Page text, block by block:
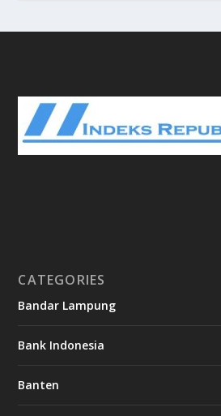
CATEGORIES
Bandar Lampung
Bank Indonesia
Banten